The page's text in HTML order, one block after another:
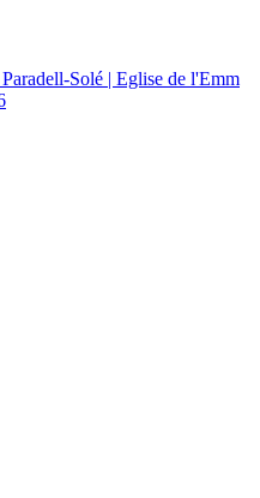
Solé | Eglise de l'Emm